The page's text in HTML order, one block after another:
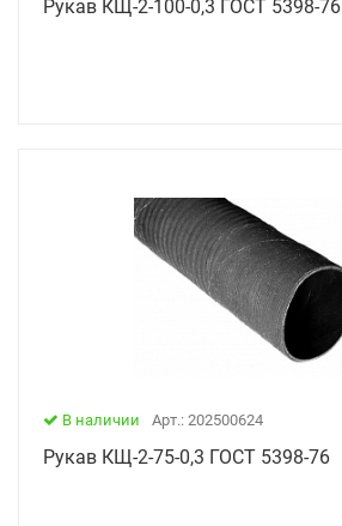
Рукав КЩ-2-100-0,3 ГОСТ 5398-76
В наличии Арт.: 202500624
Рукав КЩ-2-75-0,3 ГОСТ 5398-76